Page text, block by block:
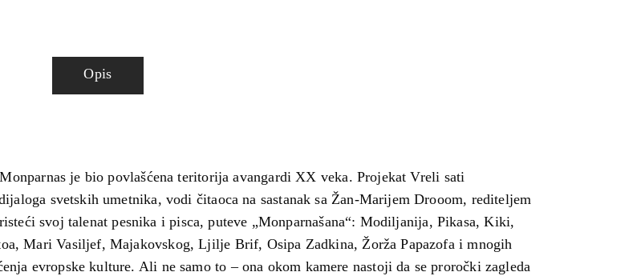
Opis
je bio povlašćena teritorija avangardi XX veka. Projekat Vreli sati
svetskih umetnika, vodi čitaoca na sastanak sa Žan-Marijem Drooom, rediteljem
svoj talenat pesnika i pisca, puteve „Monparnašana“: Modiljanija, Pikasa, Kiki,
Mari Vasiljef, Majakovskog, Ljilje Brif, Osipa Zadkina, Žorža Papazofa i mnogih
evropske kulture. Ali ne samo to – ona okom kamere nastoji da se proročki zagleda